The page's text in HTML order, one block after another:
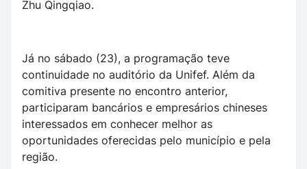
Zhu Qingqiao.
Já no sábado (23), a programação teve
continuidade no auditório da Unifef. Além da
comitiva presente no encontro anterior,
participaram bancários e empresários chineses
interessados em conhecer melhor as
oportunidades oferecidas pelo município e pela
região.